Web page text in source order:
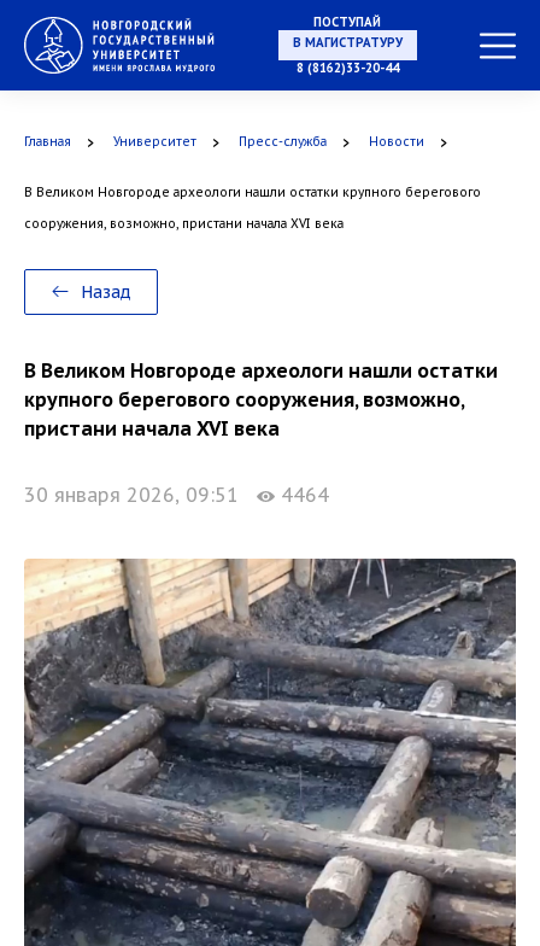
ПОСТУПАЙ
НА СПЕЦИАЛИТЕТ
В МАГИСТРАТУРУ
В ОРДИНАТУРУ
8 (8162)33-20-44
Главная Университет Пресс-служба Новости
В Великом Новгороде археологи нашли остатки крупного берегового
сооружения, возможно, пристани начала XVI века
Назад
В Великом Новгороде археологи нашли остатки
крупного берегового сооружения, возможно,
пристани начала XVI века
30 января 2026, 09:51 4464